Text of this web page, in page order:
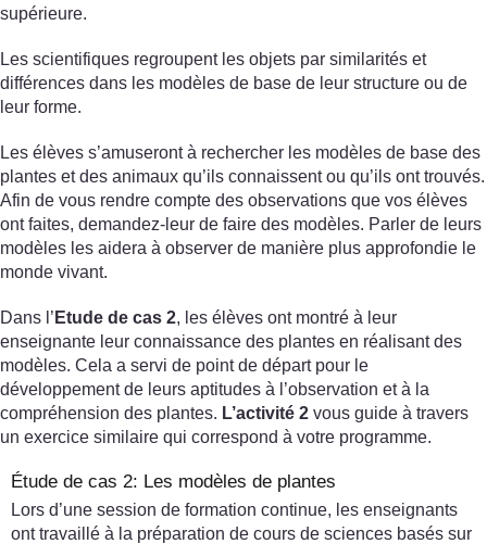
supérieure.
Les scientifiques regroupent les objets par similarités et
différences dans les modèles de base de leur structure ou de
leur forme.
Les élèves s’amuseront à rechercher les modèles de base des
plantes et des animaux qu’ils connaissent ou qu’ils ont trouvés.
Afin de vous rendre compte des observations que vos élèves
ont faites, demandez-leur de faire des modèles. Parler de leurs
modèles les aidera à observer de manière plus approfondie le
monde vivant.
Dans l’ Etude de cas 2, les élèves ont montré à leur
enseignante leur connaissance des plantes en réalisant des
modèles. Cela a servi de point de départ pour le
développement de leurs aptitudes à l’observation et à la
compréhension des plantes. L’activité 2 vous guide à travers
un exercice similaire qui correspond à votre programme.
Étude de cas 2: Les modèles de plantes
Lors d’une session de formation continue, les enseignants
ont travaillé à la préparation de cours de sciences basés sur